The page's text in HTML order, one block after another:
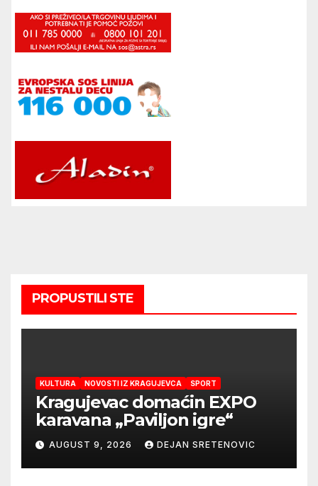
PROPUSTILI STE
KULTURA NOVOSTI IZ KRAGUJEVCA SPORT
Kragujevac domaćin EXPO
karavana „Paviljon igre“
AUGUST 9, 2026 DEJAN SRETENOVIC